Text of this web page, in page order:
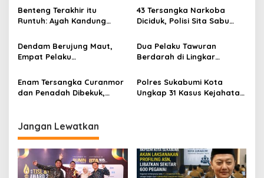
o
Sukabumi, Enam Pelaku
Ditangkap
Keduanya
Benteng Terakhir itu
Runtuh: Ayah Kandung
SD, Alarm Keras bagi Orang
Tua
43 Tersangka Narkoba
Diciduk, Polisi Sita Sabu
Keras Senilai Rp697 Juta
Dendam Berujung Maut,
Empat Pelaku
Dibekuk Polisi
Dua Pelaku Tawuran
Berdarah di Lingkar
Ditangkap, Korban
Kehilangan Jari Telunjuk
Enam Tersangka Curanmor
dan Penadah Dibekuk,
Tujuh TKP
Polres Sukabumi Kota
Ungkap 31 Kasus Kejahatan
Jangan Lewatkan